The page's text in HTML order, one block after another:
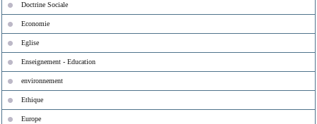
Doctrine Sociale
Economie
Eglise
Enseignement - Education
environnement
Ethique
Europe